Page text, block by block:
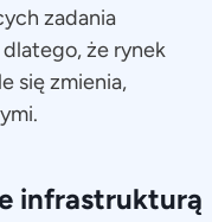
zadania
że rynek
się zmienia,
infrastrukturą